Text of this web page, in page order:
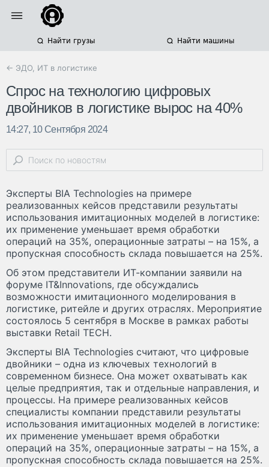
Найти грузы Найти машины
← ЭДО, ИТ в логистике
Спрос на технологию цифровых
двойников в логистике вырос на 40%
14:27, 10 Сентября 2024
Эксперты BIA Technologies на примере
реализованных кейсов представили результаты
использования имитационных моделей в логистике:
их применение уменьшает время обработки
операций на 35%, операционные затраты – на 15%, а
пропускная способность склада повышается на 25%.
Об этом представители ИТ-компании заявили на
форуме IT&Innovations, где обсуждались
возможности имитационного моделирования в
логистике, ритейле и других отраслях. Мероприятие
состоялось 5 сентября в Москве в рамках работы
выставки Retail TECH.
Эксперты BIA Technologies считают, что цифровые
двойники – одна из ключевых технологий в
современном бизнесе. Она может охватывать как
целые предприятия, так и отдельные направления, и
процессы. На примере реализованных кейсов
специалисты компании представили результаты
использования имитационных моделей в логистике:
их применение уменьшает время обработки
операций на 35%, операционные затраты – на 15%, а
пропускная способность склада повышается на 25%.